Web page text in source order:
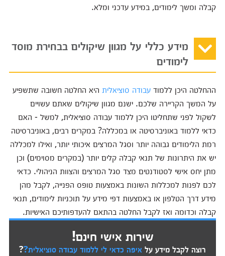
קבלה ומשך לימודים, במידע עדכני ומלא.
מידע כללי על מגוון שיקולים בבחירת מוסד
לימודים
ההחלטה היכן ללמוד עבודה סוציאליתהיא החלטה חשובה שתשפיע
על המשך הקריירה שלכם. ישנם מגוון שיקולים שאתם עשויים
לשקול לפני שתחליטו היכן ללמוד עבודה סוציאלית, למשל - האם
כדאי ללמוד באוניברסיטה או במכללה? במקרים רבים, באוניברסיטה
רמת הלימודים גבוהה יותר וסגל המרצים איכותי יותר, ואילו למכללה
יש את היתרונות של תנאי קבלה קלים יותר (במקרים מסוימים) וכן
מתן יחס אישי לסטודנטים מצד סגל המרצים והצוות הניהולי. כדאי
לכם לפנות למכללות השונות באמצעות טופס הפנייה, לקבל מהן
מידע דרך הטלפון או באמצעות דפי מידע על תוכניות לימודים, תנאי
קבלה וכדומה ואז לקבל החלטה בהתאם להעדפותיכם האישיות.
שירות אישי חינם!
רוצה לקבל מידע על איפה כדאי לי ללמוד עבודה סוציאלית??